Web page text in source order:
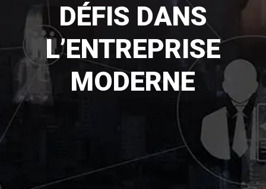
DÉFIS DANS
L’ENTREPRISE
MODERNE